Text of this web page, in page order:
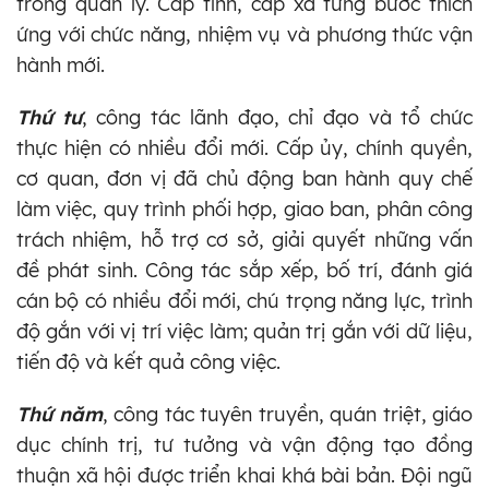
ứng với chức năng, nhiệm vụ và phương thức vận
hành mới.
Thứ tư, công tác lãnh đạo, chỉ đạo và tổ chức
thực hiện có nhiều đổi mới. Cấp ủy, chính quyền,
cơ quan, đơn vị đã chủ động ban hành quy chế
làm việc, quy trình phối hợp, giao ban, phân công
trách nhiệm, hỗ trợ cơ sở, giải quyết những vấn
đề phát sinh. Công tác sắp xếp, bố trí, đánh giá
cán bộ có nhiều đổi mới, chú trọng năng lực, trình
độ gắn với vị trí việc làm; quản trị gắn với dữ liệu,
tiến độ và kết quả công việc.
Thứ năm, công tác tuyên truyền, quán triệt, giáo
dục chính trị, tư tưởng và vận động tạo đồng
thuận xã hội được triển khai khá bài bản. Đội ngũ